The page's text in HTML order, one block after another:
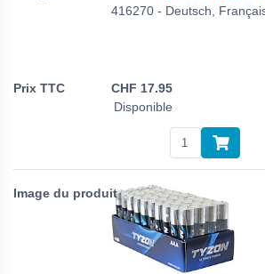
416270 - Deutsch,
CHF 17.95
Disponible